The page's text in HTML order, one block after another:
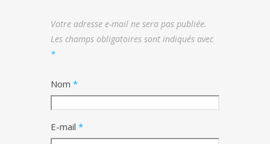
Votre adresse e-mail ne sera pas publiée.
Les champs obligatoires sont indiqués avec
*
Nom *
E-mail *